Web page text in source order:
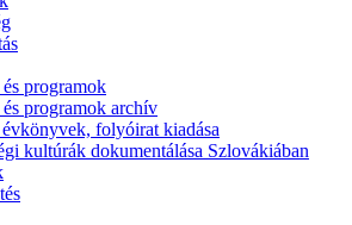
programok
programok archív
folyóirat kiadása
kultúrák dokumentálása Szlovákiában